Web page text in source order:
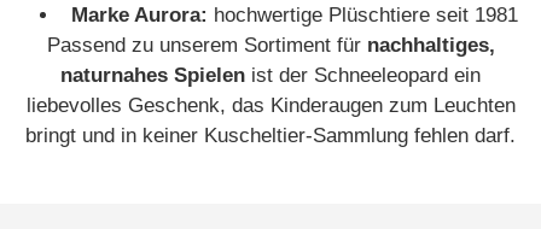
Marke Aurora: hochwertige Plüschtiere seit 1981
Passend zu unserem Sortiment für nachhaltiges,
naturnahes Spielen ist der Schneeleopard ein
liebevolles Geschenk, das Kinderaugen zum Leuchten
bringt und in keiner Kuscheltier-Sammlung fehlen darf.